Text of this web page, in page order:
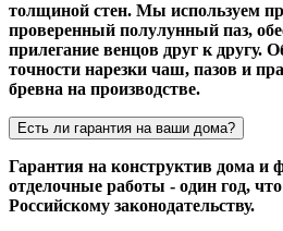
толщиной стен. Мы используем
проверенный полулунный паз,
прилегание венцов друг к другу.
точности нарезки чаш, пазов и
бревна на производстве.
Есть ли гарантия на ваши дома?
Гарантия на конструктив дома и
отделочные работы - один год, что
Российскому законодательству.